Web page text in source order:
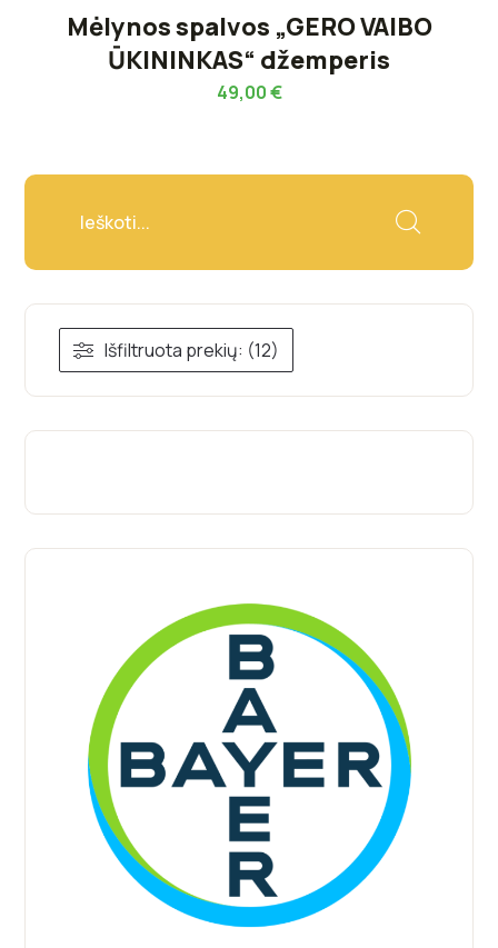
Mėlynos spalvos „GERO VAIBO
ŪKININKAS“ džemperis
49,00€
Išfiltruota prekių: (12)